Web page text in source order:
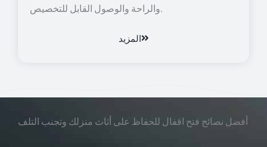
والراحة والوصول القابل للتخصيص.
المزيد
أفضل نصائح فتح اقفال للحفاظ على أثاث منزلك وتجنب التلف